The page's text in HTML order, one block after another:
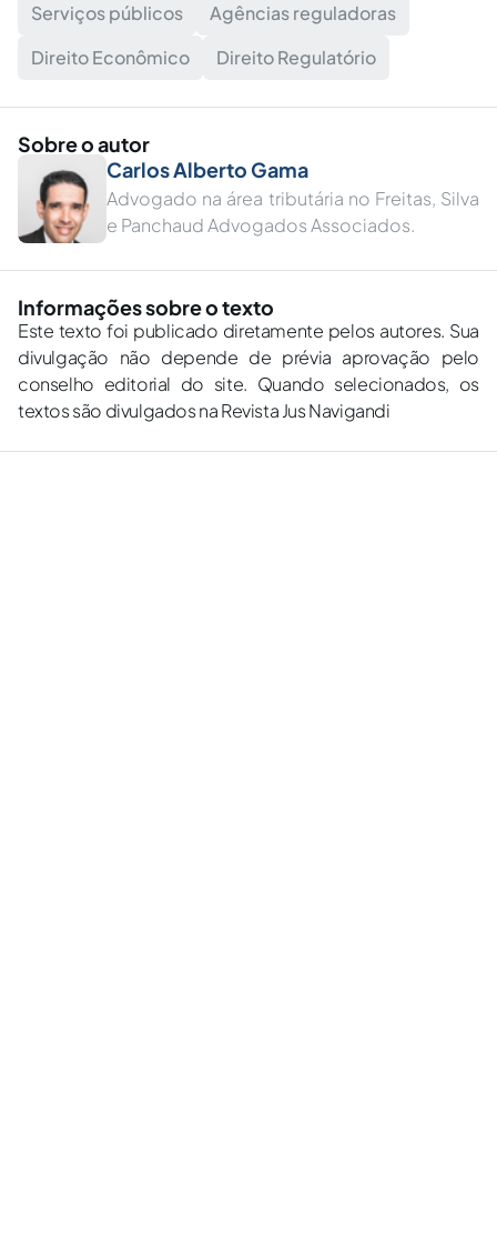
Serviços públicos
Agências reguladoras
Direito Econômico
Direito Regulatório
Sobre o autor
Carlos Alberto Gama
Advogado na área tributária no Freitas, Silva
e Panchaud Advogados Associados.
Informações sobre o texto
Este texto foi publicado diretamente pelos autores. Sua
divulgação não depende de prévia aprovação pelo
conselho editorial do site. Quando selecionados, os
textos são divulgados na Revista Jus Navigandi